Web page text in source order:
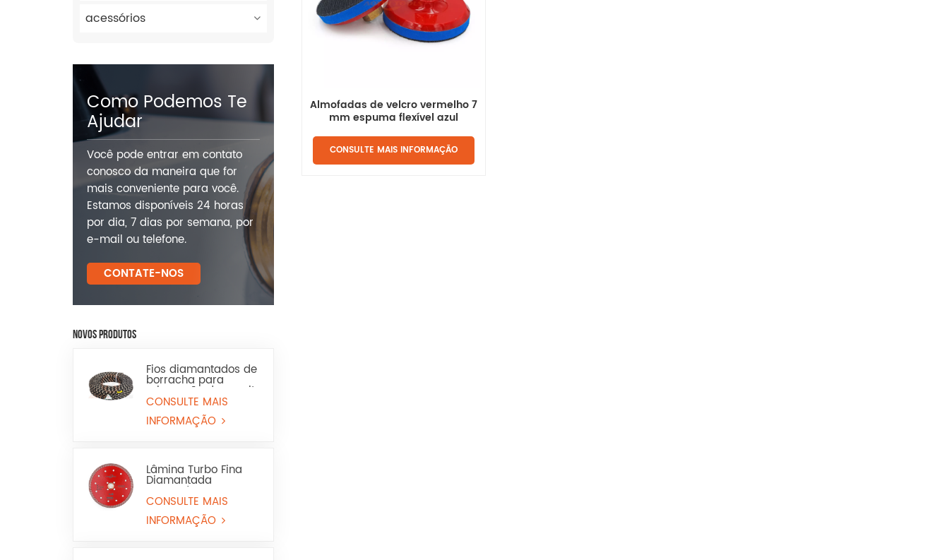
acessórios
Como Podemos Te
Ajudar
Você pode entrar em contato
conosco da maneira que for
mais conveniente para você.
Estamos disponíveis 24 horas
por dia, 7 dias por semana, por
e-mail ou telefone.
CONTATE-NOS
NOVOS PRODUTOS
Fios diamantados de
borracha para
mineração de granito
e arenito
CONSULTE MAIS
INFORMAÇÃO
Lâmina Turbo Fina
Diamantada
Prensada a Quente
para Granito e
Mármore (Uso a Seco
e Molhado)
CONSULTE MAIS
INFORMAÇÃO
Almofadas de velcro vermelho 7
mm espuma flexível azul
CONSULTE MAIS INFORMAÇÃO